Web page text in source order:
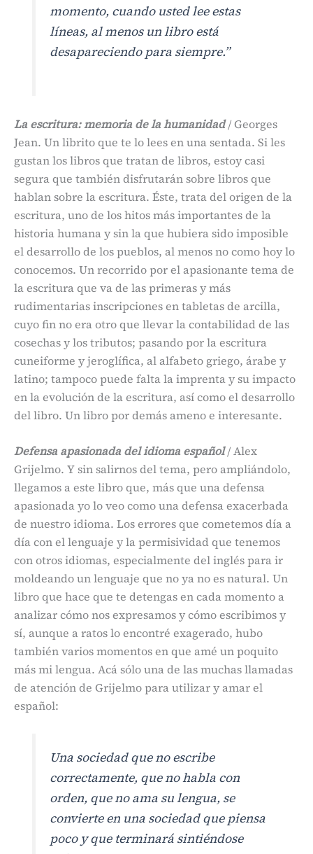
momento, cuando usted lee estas
líneas, al menos un libro está
desapareciendo para siempre.”
La escritura: memoria de la humanidad / Georges
Jean. Un librito que te lo lees en una sentada. Si les
gustan los libros que tratan de libros, estoy casi
segura que también disfrutarán sobre libros que
hablan sobre la escritura. Éste, trata del origen de la
escritura, uno de los hitos más importantes de la
historia humana y sin la que hubiera sido imposible
el desarrollo de los pueblos, al menos no como hoy lo
conocemos. Un recorrido por el apasionante tema de
la escritura que va de las primeras y más
rudimentarias inscripciones en tabletas de arcilla,
cuyo fin no era otro que llevar la contabilidad de las
cosechas y los tributos; pasando por la escritura
cuneiforme y jeroglífica, al alfabeto griego, árabe y
latino; tampoco puede falta la imprenta y su impacto
en la evolución de la escritura, así como el desarrollo
del libro. Un libro por demás ameno e interesante.
Defensa apasionada del idioma español / Alex
Grijelmo. Y sin salirnos del tema, pero ampliándolo,
llegamos a este libro que, más que una defensa
apasionada yo lo veo como una defensa exacerbada
de nuestro idioma. Los errores que cometemos día a
día con el lenguaje y la permisividad que tenemos
con otros idiomas, especialmente del inglés para ir
moldeando un lenguaje que no ya no es natural. Un
libro que hace que te detengas en cada momento a
analizar cómo nos expresamos y cómo escribimos y
sí, aunque a ratos lo encontré exagerado, hubo
también varios momentos en que amé un poquito
más mi lengua. Acá sólo una de las muchas llamadas
de atención de Grijelmo para utilizar y amar el
español:
Una sociedad que no escribe
correctamente, que no habla con
orden, que no ama su lengua, se
convierte en una sociedad que piensa
poco y que terminará sintiéndose